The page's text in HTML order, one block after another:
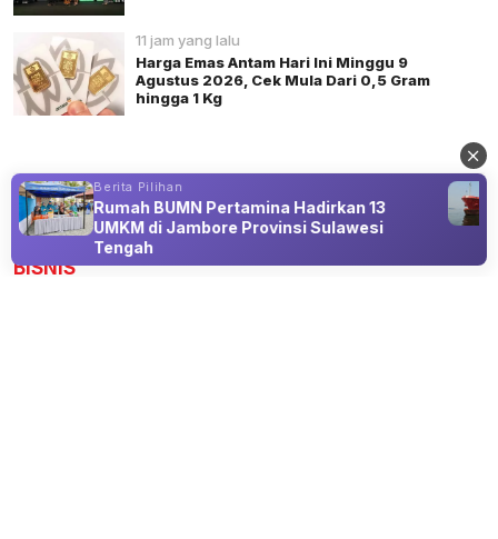
11 jam yang lalu
Harga Emas Antam Hari Ini Minggu 9
Agustus 2026, Cek Mula Dari 0,5 Gram
hingga 1 Kg
Advertisement
BISNIS
Berita Pilihan
Rumah BUMN Pertamina Hadirkan 13
UMKM di Jambore Provinsi Sulawesi
Tengah